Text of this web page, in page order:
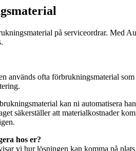
på serviceordrar. Med
används ofta förbrukningsmaterial
kan ni automatisera
säkerställer att materialkostnader
hos er?
vi hur lösningen kan komma på